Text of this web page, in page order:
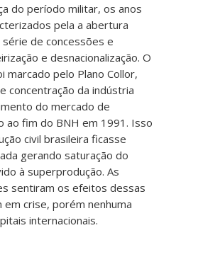
do período militar, os anos
pela a abertura
de concessões e
e desnacionalização. O
marcado pelo Plano Collor,
concentração da indústria
do mercado de
ao fim do BNH em 1991. Isso
civil brasileira ficasse
gerando saturação do
à superprodução. As
sentiram os efeitos dessas
em crise, porém nenhuma
internacionais.